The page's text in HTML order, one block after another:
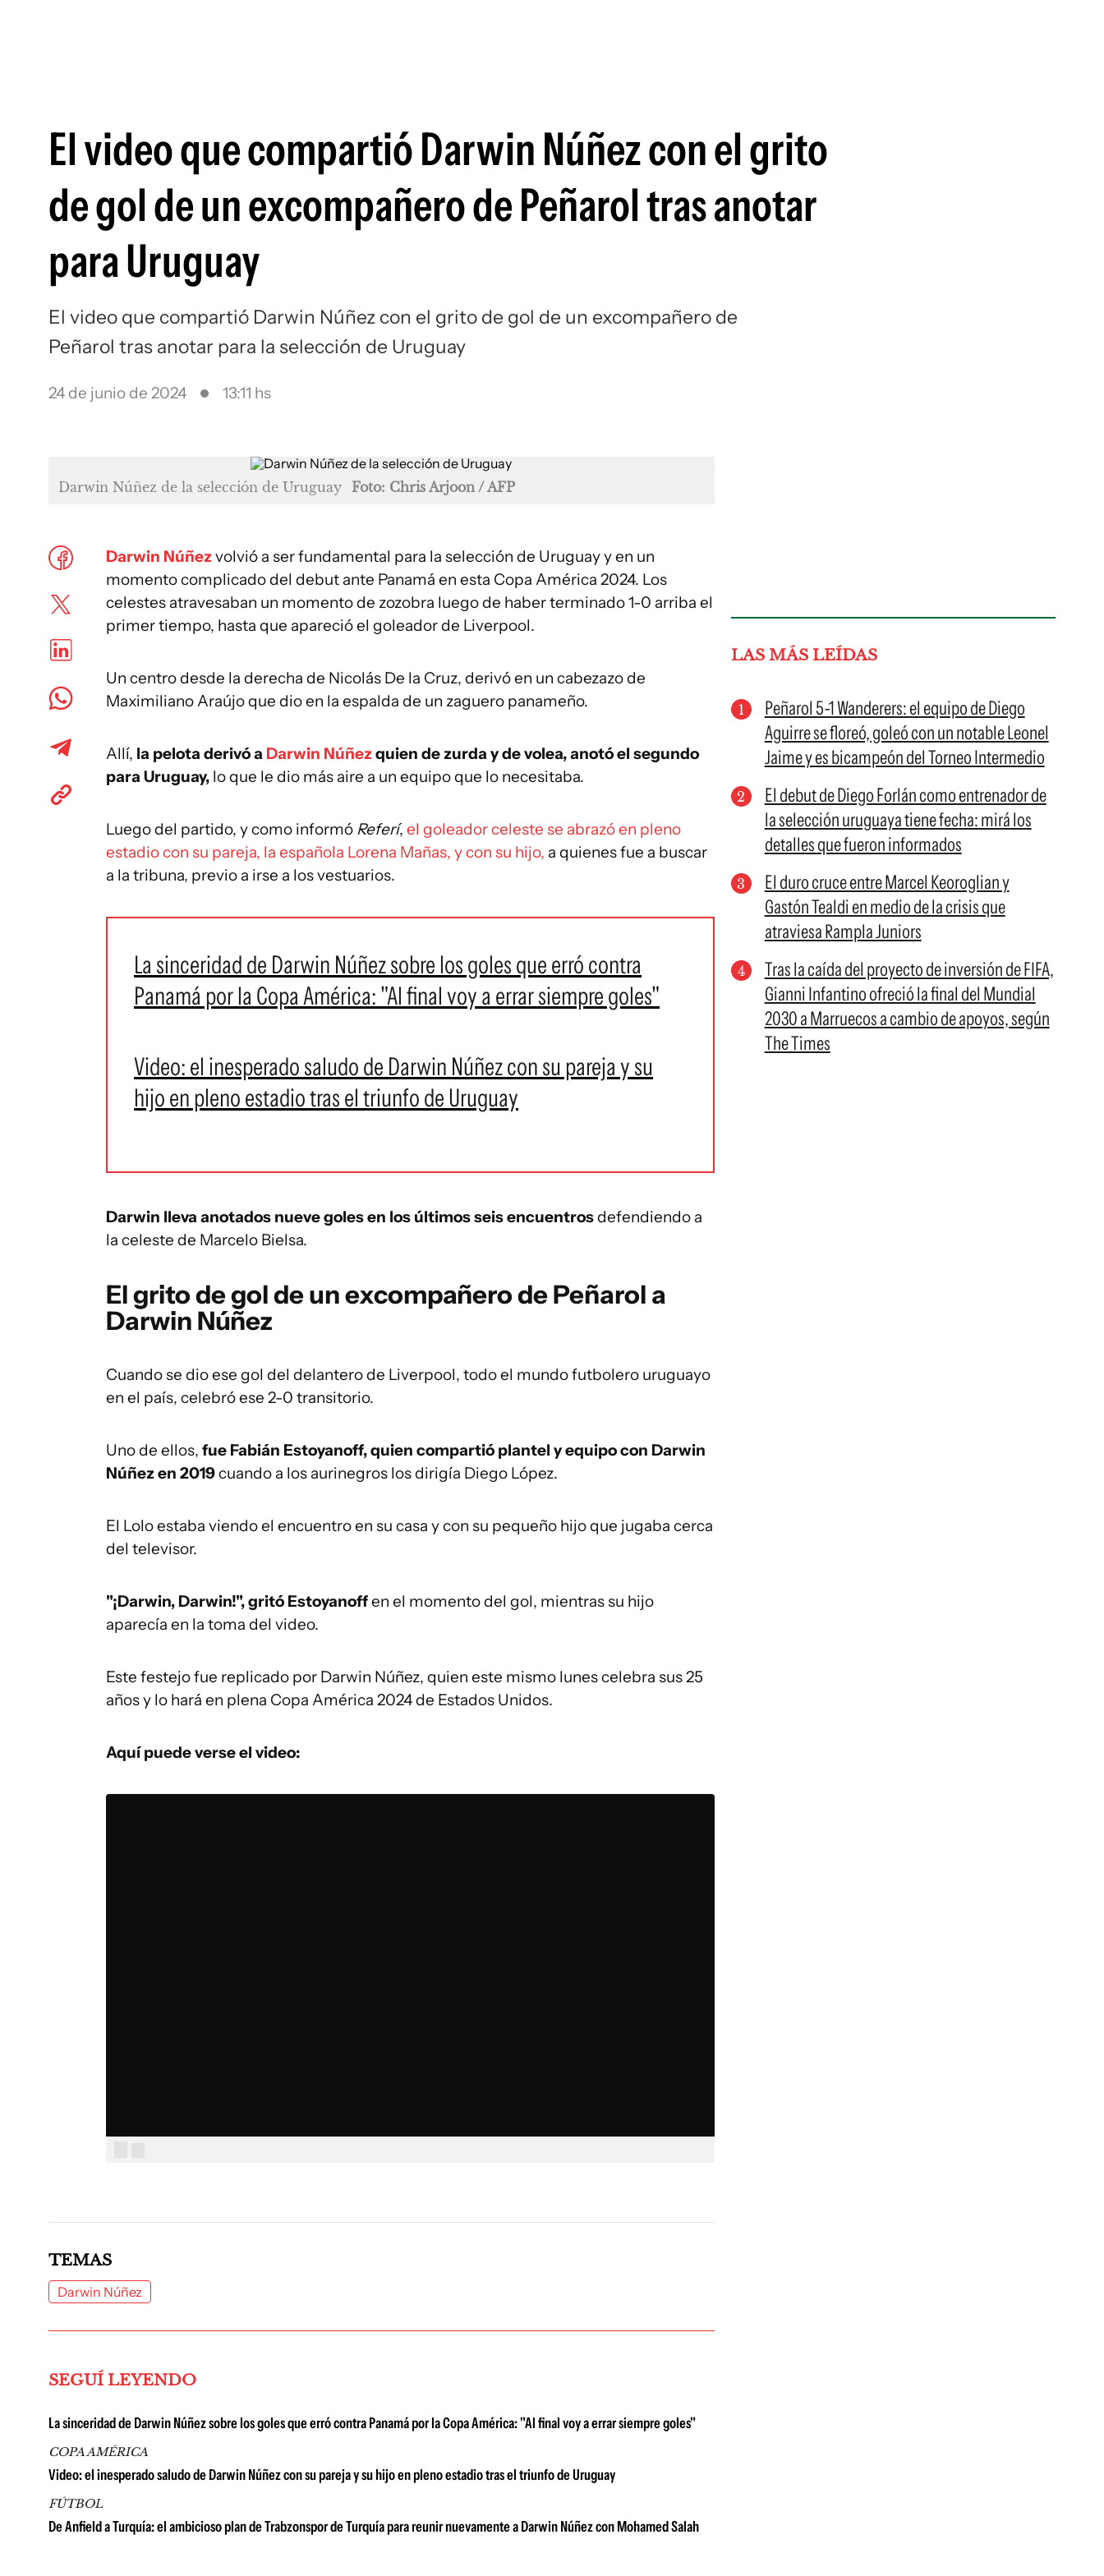
El video que compartió Darwin Núñez con el grito
de gol de un excompañero de Peñarol tras anotar
para Uruguay
El video que compartió Darwin Núñez con el grito de gol de un excompañero de
Peñarol tras anotar para la selección de Uruguay
24 de junio de 2024 13:11 hs
Darwin Núñez de la selección de Uruguay Foto: Chris Arjoon / AFP
Darwin Núñezvolvió a ser fundamental para la selección de Uruguay y en un
momento complicado del debut ante Panamá en esta Copa América 2024. Los
celestes atravesaban un momento de zozobra luego de haber terminado 1-0 arriba el
primer tiempo, hasta que apareció el goleador de Liverpool.
Un centro desde la derecha de Nicolás De la Cruz, derivó en un cabezazo de
Maximiliano Araújo que dio en la espalda de un zaguero panameño.
Allí, la pelota derivó a Darwin Núñezquien de zurda y de volea, anotó el segundo
para Uruguay, lo que le dio más aire a un equipo que lo necesitaba.
Luego del partido, y como informó Referí, el goleador celeste se abrazó en pleno
estadio con su pareja, la española Lorena Mañas, y con su hijo, a quienes fue a buscar
a la tribuna, previo a irse a los vestuarios.
La sinceridad de Darwin Núñez sobre los goles que erró contra
Panamá por la Copa América: "Al final voy a errar siempre goles"
Video: el inesperado saludo de Darwin Núñez con su pareja y su
hijo en pleno estadio tras el triunfo de Uruguay
Darwin lleva anotados nueve goles en los últimos seis encuentrosdefendiendo a
la celeste de Marcelo Bielsa.
El grito de gol de un excompañero de Peñarol a
Darwin Núñez
Cuando se dio ese gol del delantero de Liverpool, todo el mundo futbolero uruguayo
en el país, celebró ese 2-0 transitorio.
Uno de ellos, fue Fabián Estoyanoff, quien compartió plantel y equipo con Darwin
Núñez en 2019cuando a los aurinegros los dirigía Diego López.
El Lolo estaba viendo el encuentro en su casa y con su pequeño hijo que jugaba cerca
del televisor.
"¡Darwin, Darwin!", gritó Estoyanoffen el momento del gol, mientras su hijo
aparecía en la toma del video.
Este festejo fue replicado por Darwin Núñez, quien este mismo lunes celebra sus 25
años y lo hará en plena Copa América 2024 de Estados Unidos.
Aquí puede verse el video:
LAS MÁS LEÍDAS
Peñarol 5-1 Wanderers: el equipo de Diego
Aguirre se floreó, goleó con un notable Leonel
Jaime y es bicampeón del Torneo Intermedio
El debut de Diego Forlán como entrenador de
la selección uruguaya tiene fecha: mirá los
detalles que fueron informados
El duro cruce entre Marcel Keoroglian y
Gastón Tealdi en medio de la crisis que
atraviesa Rampla Juniors
Tras la caída del proyecto de inversión de FIFA,
Gianni Infantino ofreció la final del Mundial
2030 a Marruecos a cambio de apoyos, según
The Times
TEMAS
Darwin Núñez
SEGUÍ LEYENDO
La sinceridad de Darwin Núñez sobre los goles que erró contra Panamá por la Copa América: "Al final voy a errar siempre goles"
COPA AMÉRICA
Video: el inesperado saludo de Darwin Núñez con su pareja y su hijo en pleno estadio tras el triunfo de Uruguay
FÚTBOL
De Anfield a Turquía: el ambicioso plan de Trabzonspor de Turquía para reunir nuevamente a Darwin Núñez con Mohamed Salah